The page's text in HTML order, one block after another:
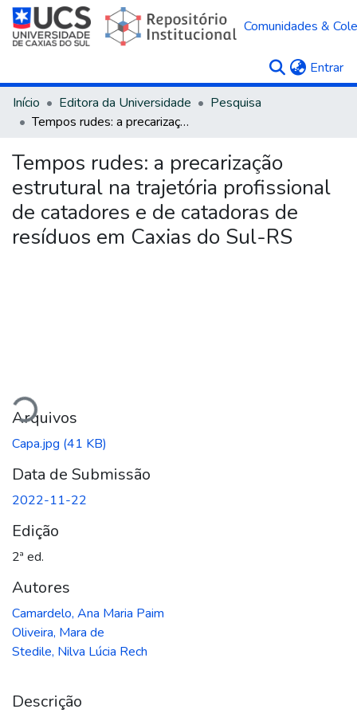
Comunidades &
Entrar
Início Editora da Universidade
Pesquisa
Tempos rudes: a precarização estrutural na trajetória profissional de catadores e de catadoras de resíduos em Caxias do Sul-RS
Tempos rudes: a precarização
estrutural na trajetória profissional
de catadores e de catadoras de
resíduos em Caxias do Sul-RS
Arquivos
Capa.jpg (41 KB)
Data de Submissão
2022-11-22
Edição
2ª ed.
Autores
Camardelo, Ana Maria Paim
Oliveira, Mara de
Stedile, Nilva Lúcia Rech
Descrição